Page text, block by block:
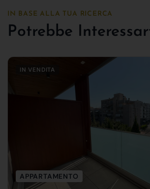
IN BASE ALLA TUA RICERCA
Potrebbe
IN VENDITA
APPARTAMENTO